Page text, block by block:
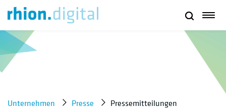
Unternehmen Presse Pressemitteilungen